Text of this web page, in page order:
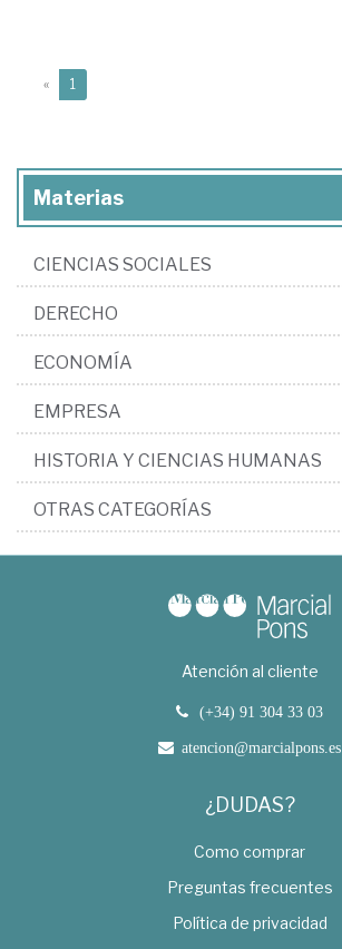
« 1
Materias
CIENCIAS SOCIALES
DERECHO
ECONOMÍA
EMPRESA
HISTORIA Y CIENCIAS HUMANAS
OTRAS CATEGORÍAS
Atención al cliente
(+34) 91 304 33 03
atencion@marcialpons.es
¿DUDAS?
Como comprar
Preguntas frecuentes
Política de privacidad